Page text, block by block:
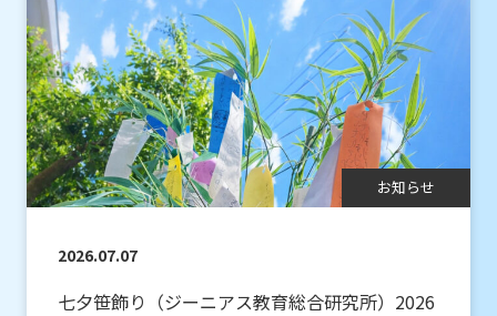
お知らせ
2026.07.07
七夕笹飾り（ジーニアス教育総合研究所）2026